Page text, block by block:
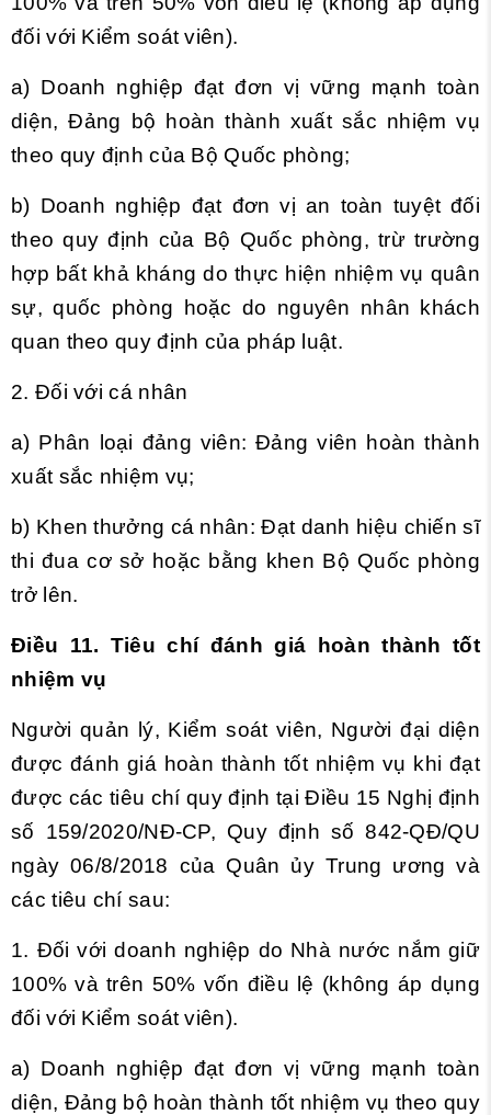
đối với Kiểm soát viên).
a) Doanh nghiệp đạt đơn vị vững mạnh toàn
diện, Đảng bộ hoàn thành xuất sắc nhiệm vụ
theo quy định của Bộ Quốc phòng;
b) Doanh nghiệp đạt đơn vị an toàn tuyệt đối
theo quy định của Bộ Quốc phòng, trừ trường
hợp bất khả kháng do thực hiện nhiệm vụ quân
sự, quốc phòng hoặc do nguyên nhân khách
quan theo quy định của pháp luật.
2. Đối với cá nhân
a) Phân loại đảng viên: Đảng viên hoàn thành
xuất sắc nhiệm vụ;
b) Khen thưởng cá nhân: Đạt danh hiệu chiến sĩ
thi đua cơ sở hoặc bằng khen Bộ Quốc phòng
trở lên.
Điều 11. Tiêu chí đánh giá hoàn thành tốt
nhiệm vụ
Người quản lý, Kiểm soát viên, Người đại diện
được đánh giá hoàn thành tốt nhiệm vụ khi đạt
được các tiêu chí quy định tạiĐiều 15 Nghị định
số 159/2020/NĐ-CP, Quy định số 842-QĐ/QU
ngày 06/8/2018 của Quân ủy Trung ương và
các tiêu chí sau:
1. Đối với doanh nghiệp do Nhà nước nắm giữ
100% và trên 50% vốn điều lệ (không áp dụng
đối với Kiểm soát viên).
a) Doanh nghiệp đạt đơn vị vững mạnh toàn
diện, Đảng bộ hoàn thành tốt nhiệm vụ theo quy